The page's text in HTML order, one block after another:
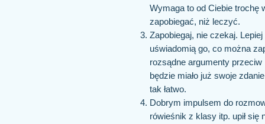
Wymaga to od Ciebie trochę
zapobiegać, niż leczyć.
Zapobiegaj, nie czekaj.
uświadomią go, co można
rozsądne argumenty
będzie miało już swoje
tak łatwo.
Dobrym impulsem do
rówieśnik z klasy itp. upił